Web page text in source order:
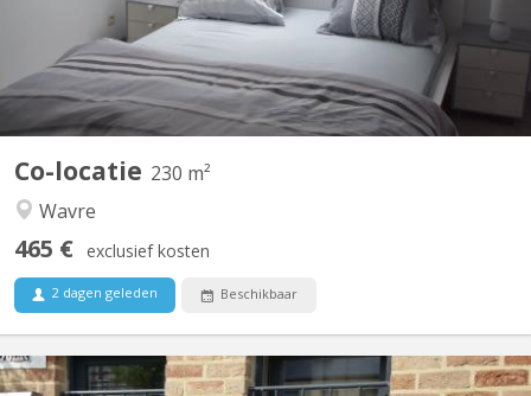
Co-locatie 230 m²
Wavre
465 € exclusief kosten
2 dagen geleden Beschikbaar
grands canapés 2 fauteuils pour...
KV 2081